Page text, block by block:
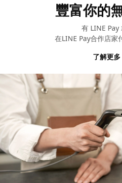
豐富你的
有 LINE Pay
在LINE Pay合作店家
了解更多